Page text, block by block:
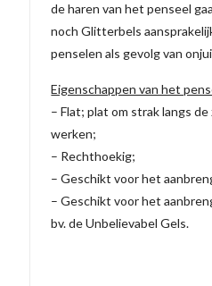
de haren van het penseel
noch Glitterbels
penselen als gevolg van
Eigenschappen van het
– Flat; plat om strak langs
werken;
– Rechthoekig;
– Geschikt voor het
– Geschikt voor het
bv. de Unbelievabel Gels.